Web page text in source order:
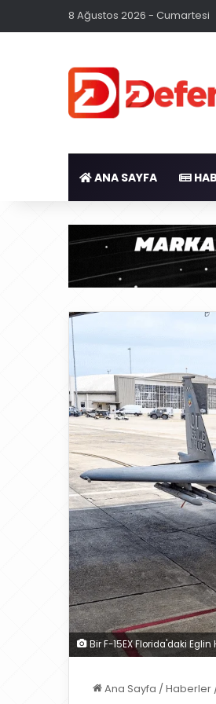
8 Ağustos 2026 - Cumartesi
ANA SAYFA
Bir F-15EX Florida'daki
Ana Sayfa /Haberler